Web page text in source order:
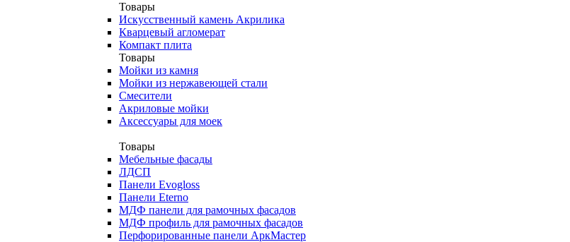
Товары
Искусственный камень Акрилика
Кварцевый агломерат
Компакт плита
Товары
Мойки из камня
Мойки из нержавеющей стали
Смесители
Акриловые мойки
Аксессуары для моек
Товары
Мебельные фасады
ЛДСП
Панели Evogloss
Панели Eterno
МДФ панели для рамочных фасадов
МДФ профиль для рамочных фасадов
Перфорированные панели АркМастер